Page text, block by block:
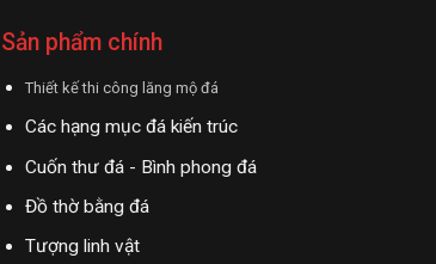
Sản phẩm chính
Thiết kế thi công lăng mộ đá
Các hạng mục đá kiến trúc
Cuốn thư đá - Bình phong đá
Đồ thờ bằng đá
Tượng linh vật